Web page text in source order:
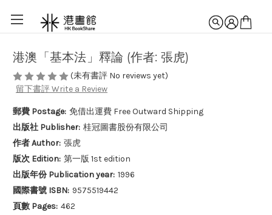
港澳「基本法」釋論 (作者: 張虎)
(未有書評 No reviews yet)
留下書評 Write a Review
郵費 Postage: 免借出運費 Free Outward Shipping
出版社 Publisher: 桂冠圖書股份有限公司
作者 Author: 張虎
版次 Edition: 第一版 1st edition
出版年份 Publication year: 1996
國際書號 ISBN: 9575519442
頁數 Pages: 462